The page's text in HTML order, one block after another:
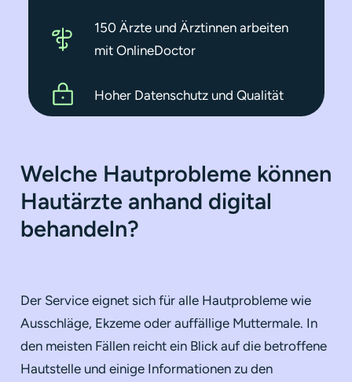
150 Ärzte und Ärztinnen arbeiten
mit OnlineDoctor
Hoher Datenschutz und Qualität
Welche Hautprobleme können
Hautärzte anhand digital
behandeln?
Der Service eignet sich für alle Hautprobleme wie
Ausschläge, Ekzeme oder auffällige Muttermale. In
den meisten Fällen reicht ein Blick auf die betroffene
Hautstelle und einige Informationen zu den